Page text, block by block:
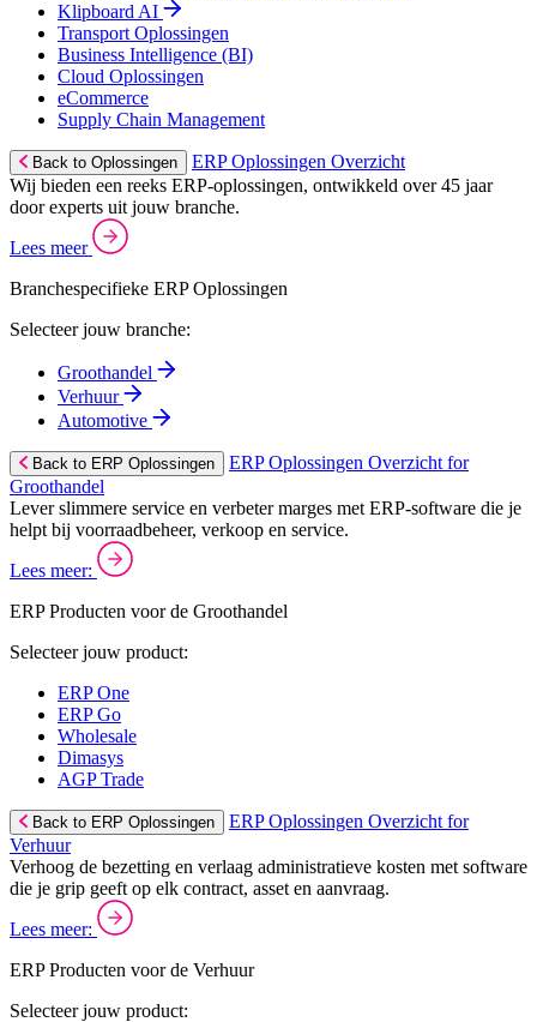
Klipboard AI
Transport Oplossingen
Business Intelligence (BI)
Cloud Oplossingen
eCommerce
Supply Chain Management
Back to Oplossingen
ERP Oplossingen Overzicht
Wij bieden een reeks ERP-oplossingen, ontwikkeld over 45 jaar
door experts uit jouw branche.
Lees meer
Branchespecifieke ERP Oplossingen
Selecteer jouw branche:
Groothandel
Verhuur
Automotive
Back to ERP Oplossingen
ERP Oplossingen Overzicht for
Groothandel
Lever slimmere service en verbeter marges met ERP-software die je
helpt bij voorraadbeheer, verkoop en service.
Lees meer:
ERP Producten voor de Groothandel
Selecteer jouw product:
ERP One
ERP Go
Wholesale
Dimasys
AGP Trade
Back to ERP Oplossingen
ERP Oplossingen Overzicht for
Verhuur
Verhoog de bezetting en verlaag administratieve kosten met software
die je grip geeft op elk contract, asset en aanvraag.
Lees meer:
ERP Producten voor de Verhuur
Selecteer jouw product: